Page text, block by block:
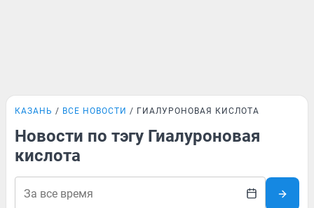
КАЗАНЬ ВСЕ НОВОСТИ ГИАЛУРОНОВАЯ КИСЛОТА
Новости по тэгу Гиалуроновая
кислота